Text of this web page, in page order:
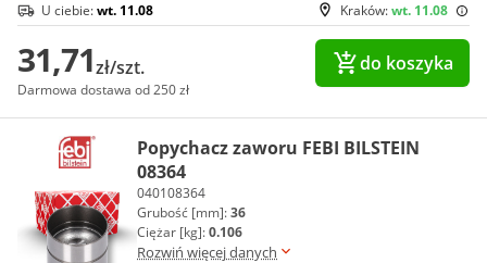
Kraków:wt. 11.08
U ciebie:wt. 11.08
31,71zł/szt.
Darmowa dostawa od 250 zł
do koszyka
Popychacz zaworu FEBI BILSTEIN
08364
040108364
Grubość [mm]:36
Ciężar [kg]:0.106
Rozwiń więcej danych